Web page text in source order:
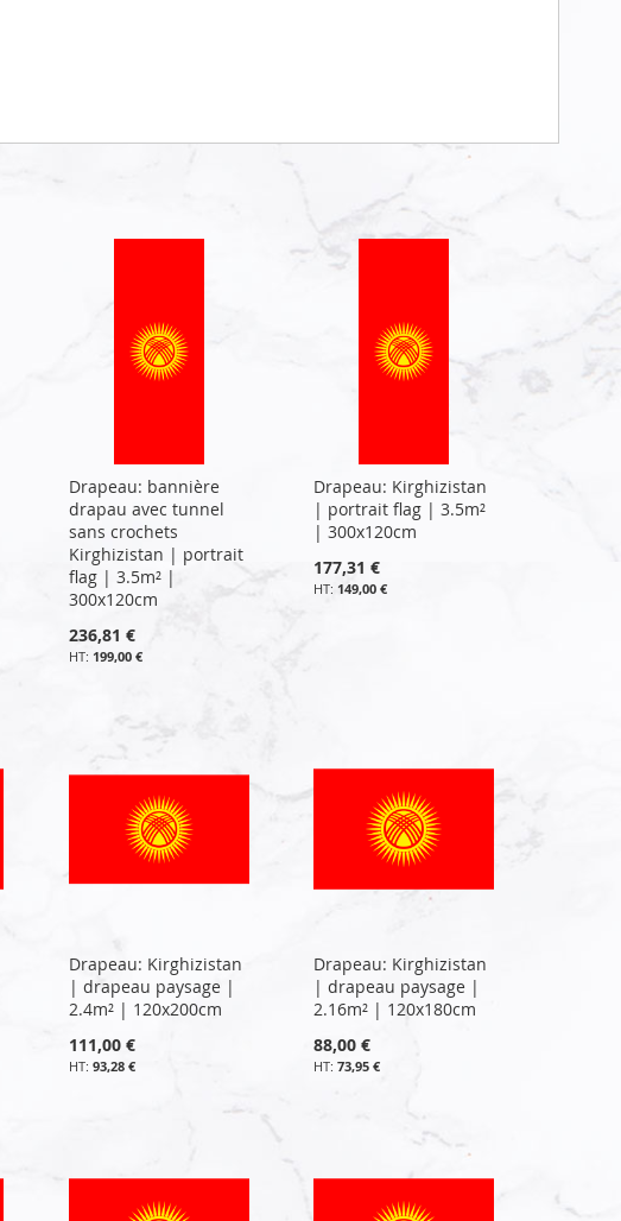
Drapeau: bannière
drapau avec tunnel
sans crochets
Kirghizistan | portrait
flag | 3.5m² |
300x120cm
236,81 €
199,00 €
Drapeau: Kirghizistan
| portrait flag | 3.5m²
| 300x120cm
177,31 €
149,00 €
Drapeau: Kirghizistan
| drapeau paysage |
2.4m² | 120x200cm
111,00 €
93,28 €
Drapeau: Kirghizistan
| drapeau paysage |
2.16m² | 120x180cm
88,00 €
73,95 €